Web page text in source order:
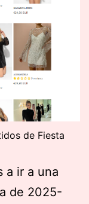
de Fiesta
a ir a una
de 2025-